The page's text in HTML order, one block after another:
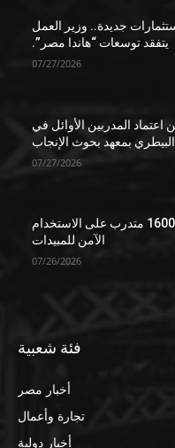
استثمارات جديدة.. وزير العمل
يتفقد توسعات “هاندا مصر”.
07/27/2026
اعتماد المدربين الأوائل في
بمعهد بحوث الإنجاب
07/27/2026
الزراعة: تأهيل 1600 متدرب على الاستخدام
الآمن للمبيدات
07/26/2026
فئة شعبية
أخبار مصر
تجارة وأعمال
أخبار دولية